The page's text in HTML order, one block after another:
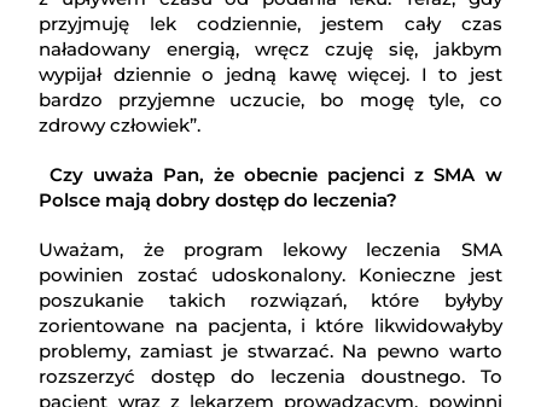
przyjmuję lek codziennie, jestem cały czas
naładowany energią, wręcz czuję się, jakbym
wypijał dziennie o jedną kawę więcej. I to jest
bardzo przyjemne uczucie, bo mogę tyle, co
zdrowy człowiek”.
Czy uważa Pan, że obecnie pacjenci z SMA w
Polsce mają dobry dostęp do leczenia?
Uważam, że program lekowy leczenia SMA
powinien zostać udoskonalony. Konieczne jest
poszukanie takich rozwiązań, które byłyby
zorientowane na pacjenta, i które likwidowałyby
problemy, zamiast je stwarzać. Na pewno warto
rozszerzyć dostęp do leczenia doustnego. To
pacjent wraz z lekarzem prowadzącym, powinni